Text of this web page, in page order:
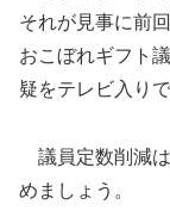
それが見事に前
おこぼれギフト
疑をテレビ入り
議員定数削減
めましょう。